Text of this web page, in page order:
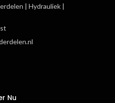
| Hydrauliek |
Nu